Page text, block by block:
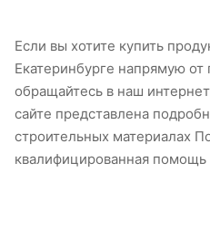
Если вы хотите купить
Екатеринбурге напрямую от
обращайтесь в наш
сайте представлена
строительных материалах
квалифицированная помощь